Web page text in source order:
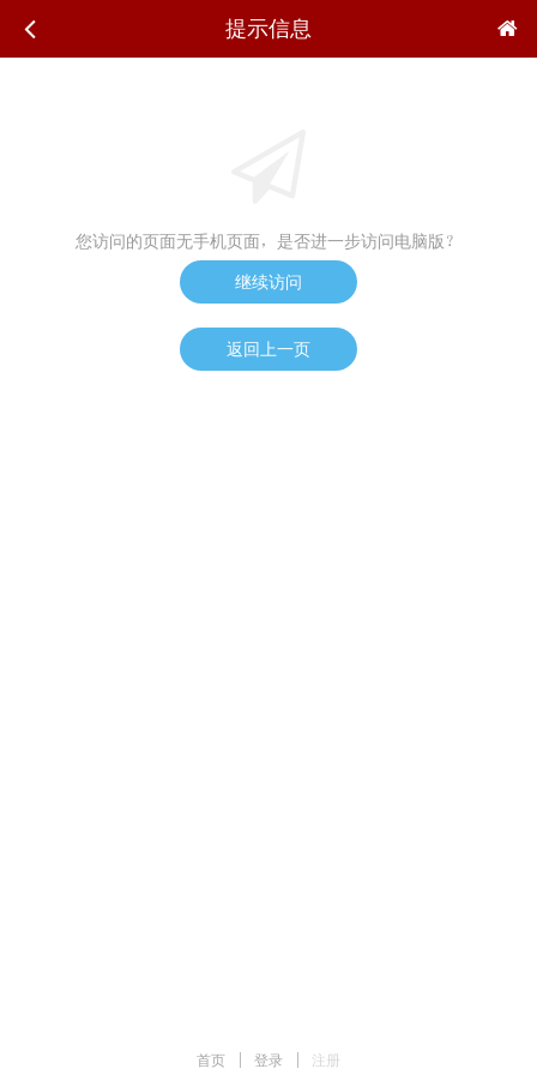
提示信息
您访问的页面无手机页面，是否进一步访问电脑版？
继续访问
返回上一页
首页 登录 注册